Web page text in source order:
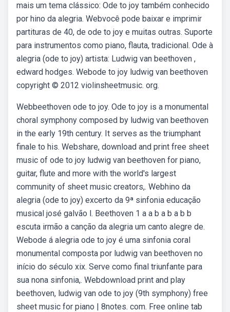
mais um tema clássico: Ode to joy também conhecido
por hino da alegria. Webvocê pode baixar e imprimir
partituras de 40, de ode to joy e muitas outras. Suporte
para instrumentos como piano, flauta, tradicional. Ode à
alegria (ode to joy) artista: Ludwig van beethoven ,
edward hodges. Webode to joy ludwig van beethoven
copyright © 2012 violinsheetmusic. org.
Webbeethoven ode to joy. Ode to joy is a monumental
choral symphony composed by ludwig van beethoven
in the early 19th century. It serves as the triumphant
finale to his. Webshare, download and print free sheet
music of ode to joy ludwig van beethoven for piano,
guitar, flute and more with the world's largest
community of sheet music creators,. Webhino da
alegria (ode to joy) excerto da 9ª sinfonia educação
musical josé galvão l. Beethoven 1 a a b a b a b b
escuta irmão a canção da alegria um canto alegre de.
Webode á alegria ode to joy é uma sinfonia coral
monumental composta por ludwig van beethoven no
início do século xix. Serve como final triunfante para
sua nona sinfonia,. Webdownload print and play
beethoven, ludwig van ode to joy (9th symphony) free
sheet music for piano | 8notes. com. Free online tab